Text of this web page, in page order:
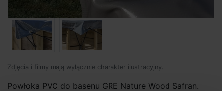
Zdjęcia i filmy mają wyłącznie charakter ilustracyjny.
Powłoka PVC do basenu GRE Nature Wood Safran.